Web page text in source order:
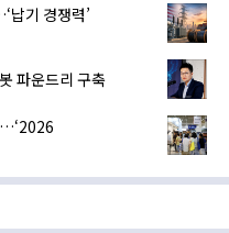
납기 경쟁력’
파운드리 구축
…‘2026